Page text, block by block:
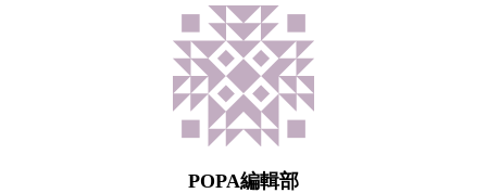
POPA編輯部